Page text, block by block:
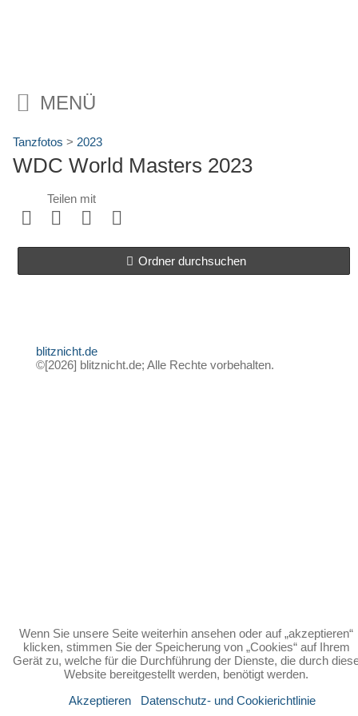
MENÜ
Tanzfotos > 2023
WDC World Masters 2023
Teilen mit
Ordner durchsuchen
blitznicht.de
©[2026] blitznicht.de; Alle Rechte vorbehalten.
Wenn Sie unsere Seite weiterhin ansehen oder auf „akzeptieren“
klicken, stimmen Sie der Speicherung von „Cookies“ auf Ihrem
Gerät zu, welche für die Durchführung der Dienste, die durch
Website bereitgestellt werden, benötigt werden.
Akzeptieren
Datenschutz- und Cookierichtlinie